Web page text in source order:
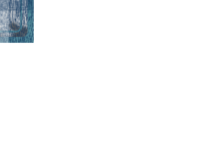
Seminario El
Futuro del
Efectivo (Santiago
de Chile, 3 de junio
Leer más...